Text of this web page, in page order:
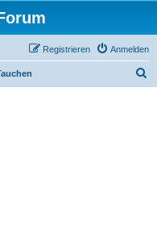
Anmelden
Registrieren